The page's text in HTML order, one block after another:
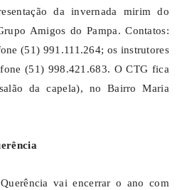
da invernada mirim do
Amigos do Pampa. Contatos:
(51) 991.111.264; os instrutores
(51) 998.421.683. O CTG fica
da capela), no Bairro Maria
vai encerrar o ano com